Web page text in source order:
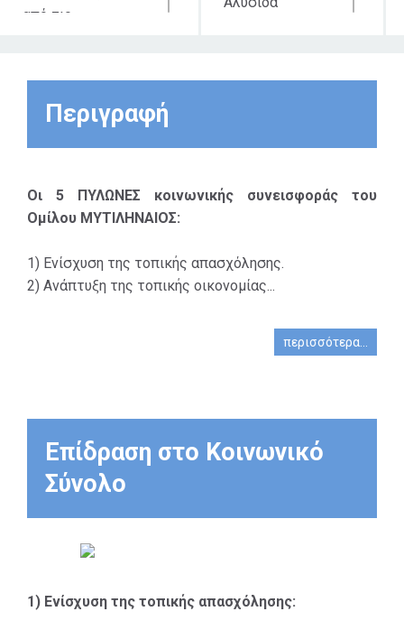
από τις
που εφαρμόζουμε.
Έχοντας επίγνωση
του σημαντικού
έργου των
Αυτοδιοικήσεων
μοιραζόμαστε μαζί
τεχνογνωσία και
την εμπειρία μας
αποφέρουν
πολλαπλασιαστικά
οφέλη,
δημιουργούν
κοινωνική συνοχή.
Περιγραφή
Οι 5 ΠΥΛΩΝΕΣ κοινωνικής συνεισφοράς του
Ομίλου ΜΥΤΙΛΗΝΑΙΟΣ:
1) Ενίσχυση της τοπικής απασχόλησης.
2) Ανάπτυξη της τοπικής οικονομίας...
περισσότερα...
Επίδραση στο Κοινωνικό
Σύνολο
1) Ενίσχυση της τοπικής απασχόλησης: